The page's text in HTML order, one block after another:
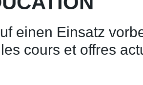
einen Einsatz
cours et offres